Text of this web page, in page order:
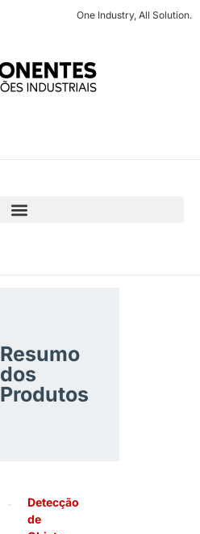
One Industry, All Solution.
Resumo
dos
Produtos
Detecção
de